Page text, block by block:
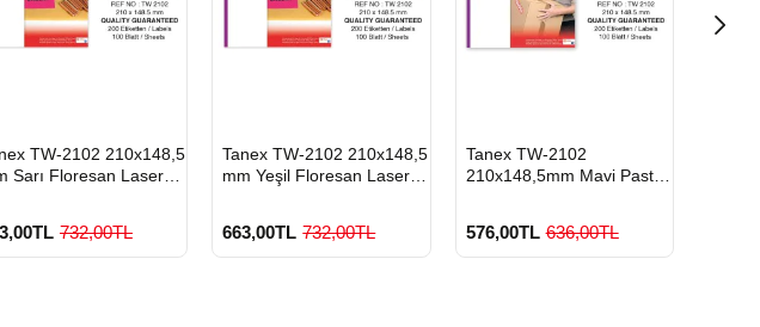
GÖNDERİTW-2102 210x148,5
Sarı Floresan Laser
732,00TL
GÖNDERİ
Tanex TW-2102 210x148,5
mm Yeşil Floresan Laser
663,00TL 732,00TL
GÖNDERİ
Tanex TW-2102
210x148,5mm Mavi Pastel
576,00TL 636,00TL